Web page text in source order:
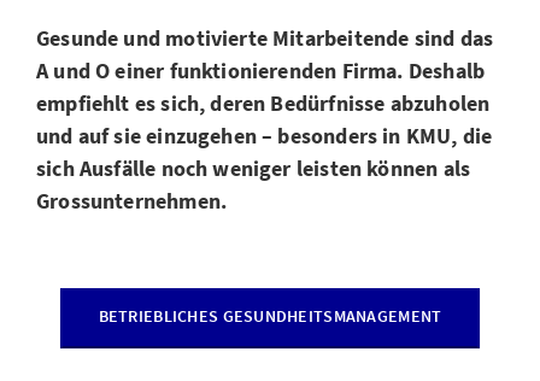
Gesunde und motivierte Mitarbeitende sind das
A und O einer funktionierenden Firma. Deshalb
empfiehlt es sich, deren Bedürfnisse abzuholen
und auf sie einzugehen – besonders in KMU, die
sich Ausfälle noch weniger leisten können als
Grossunternehmen.
BETRIEBLICHES GESUNDHEITSMANAGEMENT